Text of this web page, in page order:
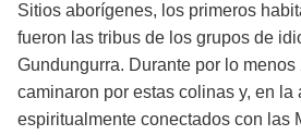
Sitios aborígenes, los primeros
fueron las tribus de los grupos de
Gundungurra. Durante por lo
caminaron por estas colinas y, en la
espiritualmente conectados con las